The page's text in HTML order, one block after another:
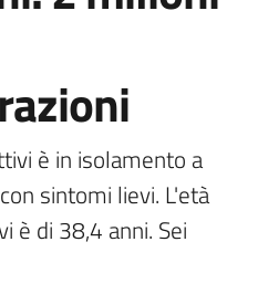
è in isolamento a
sintomi lievi. L'età
è di 38,4 anni. Sei